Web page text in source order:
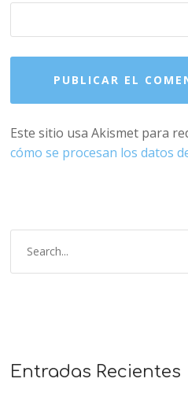
Este sitio usa Akismet para
cómo se procesan los datos
Entradas Recientes